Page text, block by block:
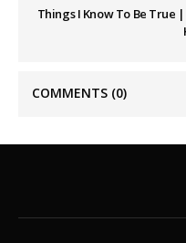
Things I Know To Be True
COMMENTS (0)